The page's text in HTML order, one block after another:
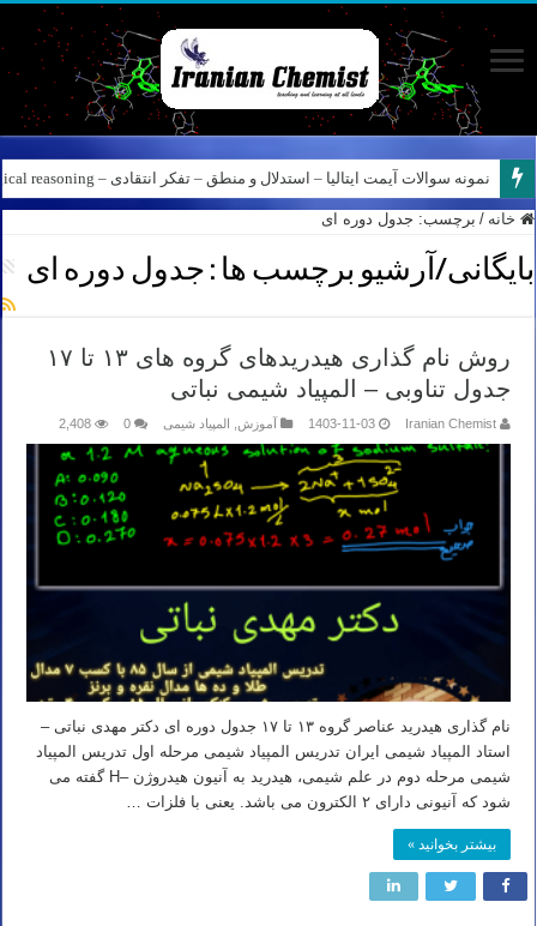
نمونه سوالات آیمت ایتالیا – استدلال و منطق – تفکر انتقادی – Logical reasoning – پارت ۸
کانال آیمت ایتالیا در نرم افزار بله – کانال شیمی آیمت استاد نباتی
خانه / برچسب: جدول دوره ای
بایگانی/آرشیو برچسب ها : جدول دوره ای
روش نام گذاری هیدریدهای گروه های ۱۳ تا ۱۷
جدول تناوبی – المپیاد شیمی نباتی
Iranian Chemist
1403-11-03 آموزش المپیاد شیمی 0
2,408
نام گذاری هیدرید عناصر گروه ۱۳ تا ۱۷ جدول دوره ای دکتر مهدی نباتی –
استاد المپیاد شیمی ایران تدریس المپیاد شیمی مرحله اول تدریس المپیاد
شیمی مرحله دوم در علم شیمی، هیدرید به آنیون هیدروژن –H گفته می
شود که آنیونی دارای ۲ الکترون می باشد. یعنی با فلزات …
بیشتر بخوانید »